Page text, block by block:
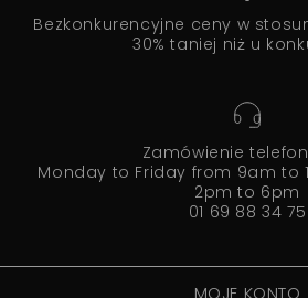
Bezkonkurencyjne ceny w
30% taniej niż u
Zamówienie
Monday to Friday from 9am to
2pm to 6pm
01 69 88 34 75
MOJE KONTO